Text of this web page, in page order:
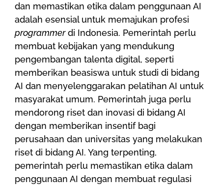
dan memastikan etika dalam penggunaan AI
adalah esensial untuk memajukan profesi
programmerdi Indonesia. Pemerintah perlu
membuat kebijakan yang mendukung
pengembangan talenta digital, seperti
memberikan beasiswa untuk studi di bidang
AI dan menyelenggarakan pelatihan AI untuk
masyarakat umum. Pemerintah juga perlu
mendorong riset dan inovasi di bidang AI
dengan memberikan insentif bagi
perusahaan dan universitas yang melakukan
riset di bidang AI. Yang terpenting,
pemerintah perlu memastikan etika dalam
penggunaan AI dengan membuat regulasi